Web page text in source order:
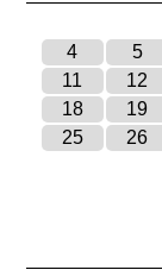
4
5
11
12
18
19
25
26